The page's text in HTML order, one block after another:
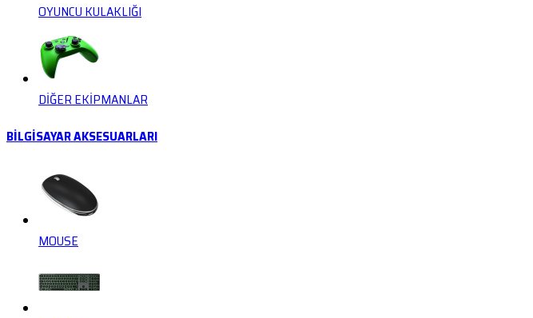
OYUNCU KULAKLIĞI
DİĞER EKİPMANLAR
BİLGİSAYAR AKSESUARLARI
MOUSE